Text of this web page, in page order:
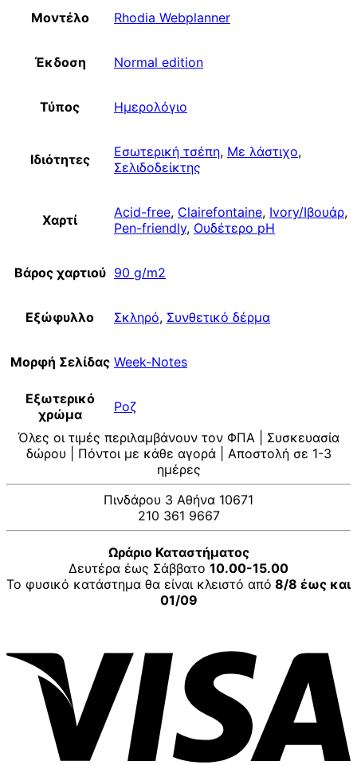
Μοντέλο Rhodia Webplanner
Έκδοση Normal edition
Τύπος Ημερολόγιο
Ιδιότητες Εσωτερική τσέπη, Με λάστιχο,
Σελιδοδείκτης
Χαρτί Acid-free, Clairefontaine, Ivory/Ιβουάρ,
Pen-friendly, Ουδέτερο pH
Βάρος χαρτιού 90 g/m2
Εξώφυλλο Σκληρό, Συνθετικό δέρμα
Μορφή Σελίδας Week-Notes
Εξωτερικό
χρώμα
Ροζ
Όλες οι τιμές περιλαμβάνουν τον ΦΠΑ | Συσκευασία
δώρου | Πόντοι με κάθε αγορά | Αποστολή σε 1-3
ημέρες
Πινδάρου 3 Αθήνα 10671
210 361 9667
Ωράριο Καταστήματος
Δευτέρα έως Σάββατο 10.00-15.00
Το φυσικό κατάστημα θα είναι κλειστό από 8/8 έως και
01/09